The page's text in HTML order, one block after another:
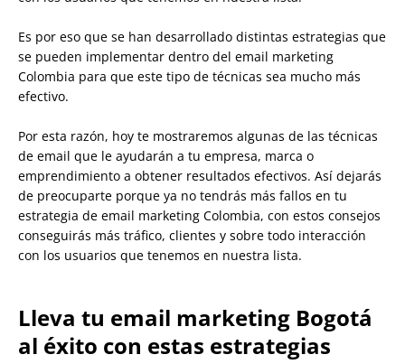
Es por eso que se han desarrollado distintas estrategias que
se pueden implementar dentro del email marketing
Colombia para que este tipo de técnicas sea mucho más
efectivo.
Por esta razón, hoy te mostraremos algunas de las técnicas
de email que le ayudarán a tu empresa, marca o
emprendimiento a obtener resultados efectivos. Así dejarás
de preocuparte porque ya no tendrás más fallos en tu
estrategia de email marketing Colombia, con estos consejos
conseguirás más tráfico, clientes y sobre todo interacción
con los usuarios que tenemos en nuestra lista.
Lleva tu email marketing Bogotá
al éxito con estas estrategias